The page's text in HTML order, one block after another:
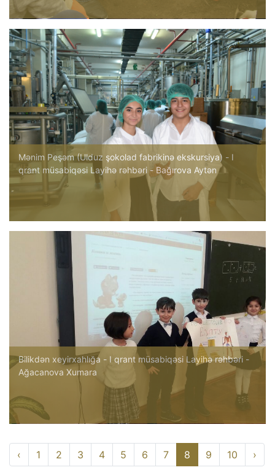
Mənim Peşəm (Ulduz şokolad fabrikinə ekskursiya) - I
qrant müsabiqəsi Layihə rəhbəri - Bağırova Aytən
Bilikdən xeyirxahlığa - I qrant müsabiqəsi Layihə rəhbəri -
Ağacanova Xumara
‹ 1 2 3 4 5 6 7 8 9 10 ›